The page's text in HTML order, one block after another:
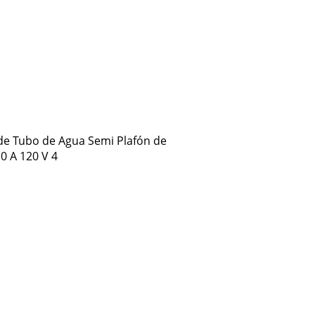
Tubo de Agua Semi Plafón de
A 120 V 4